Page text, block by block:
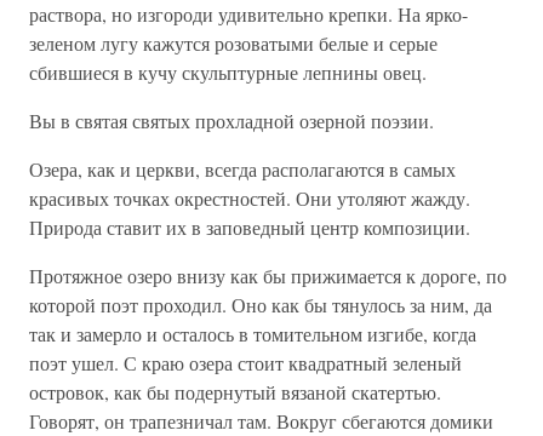
раствора, но изгороди удивительно крепки. На ярко-
зеленом лугу кажутся розоватыми белые и серые
сбившиеся в кучу скульптурные лепнины овец.
Вы в святая святых прохладной озерной поэзии.
Озера, как и церкви, всегда располагаются в самых
красивых точках окрестностей. Они утоляют жажду.
Природа ставит их в заповедный центр композиции.
Протяжное озеро внизу как бы прижимается к дороге, по
которой поэт проходил. Оно как бы тянулось за ним, да
так и замерло и осталось в томительном изгибе, когда
поэт ушел. С краю озера стоит квадратный зеленый
островок, как бы подернутый вязаной скатертью.
Говорят, он трапезничал там. Вокруг сбегаются домики